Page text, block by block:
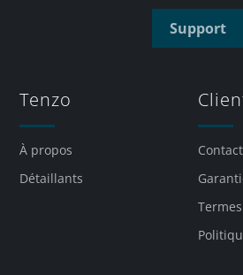
Support
Tenzo
À propos
Détaillants
Contact